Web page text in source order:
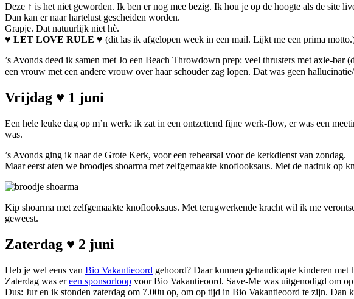
Deze ↑ is het niet geworden. Ik ben er nog mee bezig. Ik hou je op de hoogte als de site
Dan kan er naar hartelust gescheiden worden.
Grapje. Dat natuurlijk niet hè.
♥ LET LOVE RULE ♥ (dit las ik afgelopen week in een mail. Lijkt me een prima
’s Avonds deed ik samen met Jo een Beach Throwdown prep: veel thrusters met axle-
een vrouw met een andere vrouw over haar schouder zag lopen. Dat was geen
Vrijdag ♥ 1 juni
Een hele leuke dag op m’n werk: ik zat in een ontzettend fijne werk-flow, er was een
was.
’s Avonds ging ik naar de Grote Kerk, voor een rehearsal voor de kerkdienst van zondag.
Maar eerst aten we broodjes shoarma met zelfgemaakte knoflooksaus. Met de nadruk op
Kip shoarma met zelfgemaakte knoflooksaus. Met terugwerkende kracht wil ik me
geweest.
Zaterdag ♥ 2 juni
Heb je wel eens van Bio Vakantieoord gehoord? Daar kunnen gehandicapte kinderen
Zaterdag was ereen sponsorloop voor Bio Vakantieoord. Save-Me was uitgenodigd om op
Dus: Jur en ik stonden zaterdag om 7.00u op, om op tijd in Bio Vakantieoord te zijn.